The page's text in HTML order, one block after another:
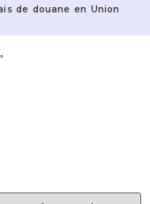
de douane en Union